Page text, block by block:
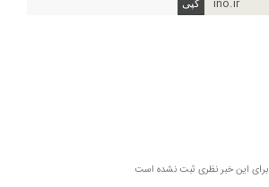
ino.ir
برای این خبر نظری ثبت نشده است